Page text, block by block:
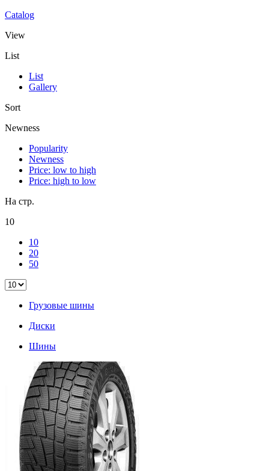
Catalog
View
List
List
Gallery
Sort
Newness
Popularity
Newness
Price: low to high
Price: high to low
На стр.
10
10
20
50
Грузовые шины
Диски
Шины